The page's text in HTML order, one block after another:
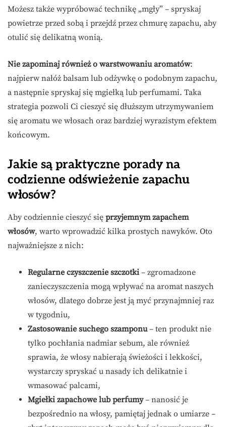
Możesz także wypróbować technikę „mgły” – spryskaj
powietrze przed sobą i przejdź przez chmurę zapachu, aby
otulić się delikatną wonią.
Nie zapominaj również o warstwowaniu aromatów:
najpierw nałóż balsam lub odżywkę o podobnym zapachu,
a następnie spryskaj się mgiełką lub perfumami. Taka
strategia pozwoli Ci cieszyć się dłuższym utrzymywaniem
się aromatu we włosach oraz bardziej wyrazistym efektem
końcowym.
Jakie są praktyczne porady na
codzienne odświeżenie zapachu
włosów?
Aby codziennie cieszyć się przyjemnym zapachem
włosów, warto wprowadzić kilka prostych nawyków. Oto
najważniejsze z nich:
Regularne czyszczenie szczotki – zgromadzone
zanieczyszczenia mogą wpływać na aromat naszych
włosów, dlatego dobrze jest ją myć przynajmniej raz
w tygodniu,
Zastosowanie suchego szamponu– ten produkt nie
tylko pochłania nadmiar sebum, ale również
sprawia, że włosy nabierają świeżości i lekkości,
wystarczy spryskać u nasady ich delikatnie i
wmasować palcami,
Mgiełki zapachowe lub perfumy– nanosić je
bezpośrednio na włosy, pamiętaj jednak o umiarze –